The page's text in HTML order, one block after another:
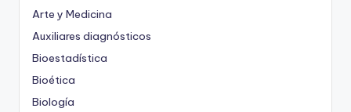
Arte y Medicina
Auxiliares diagnósticos
Bioestadística
Bioética
Biología